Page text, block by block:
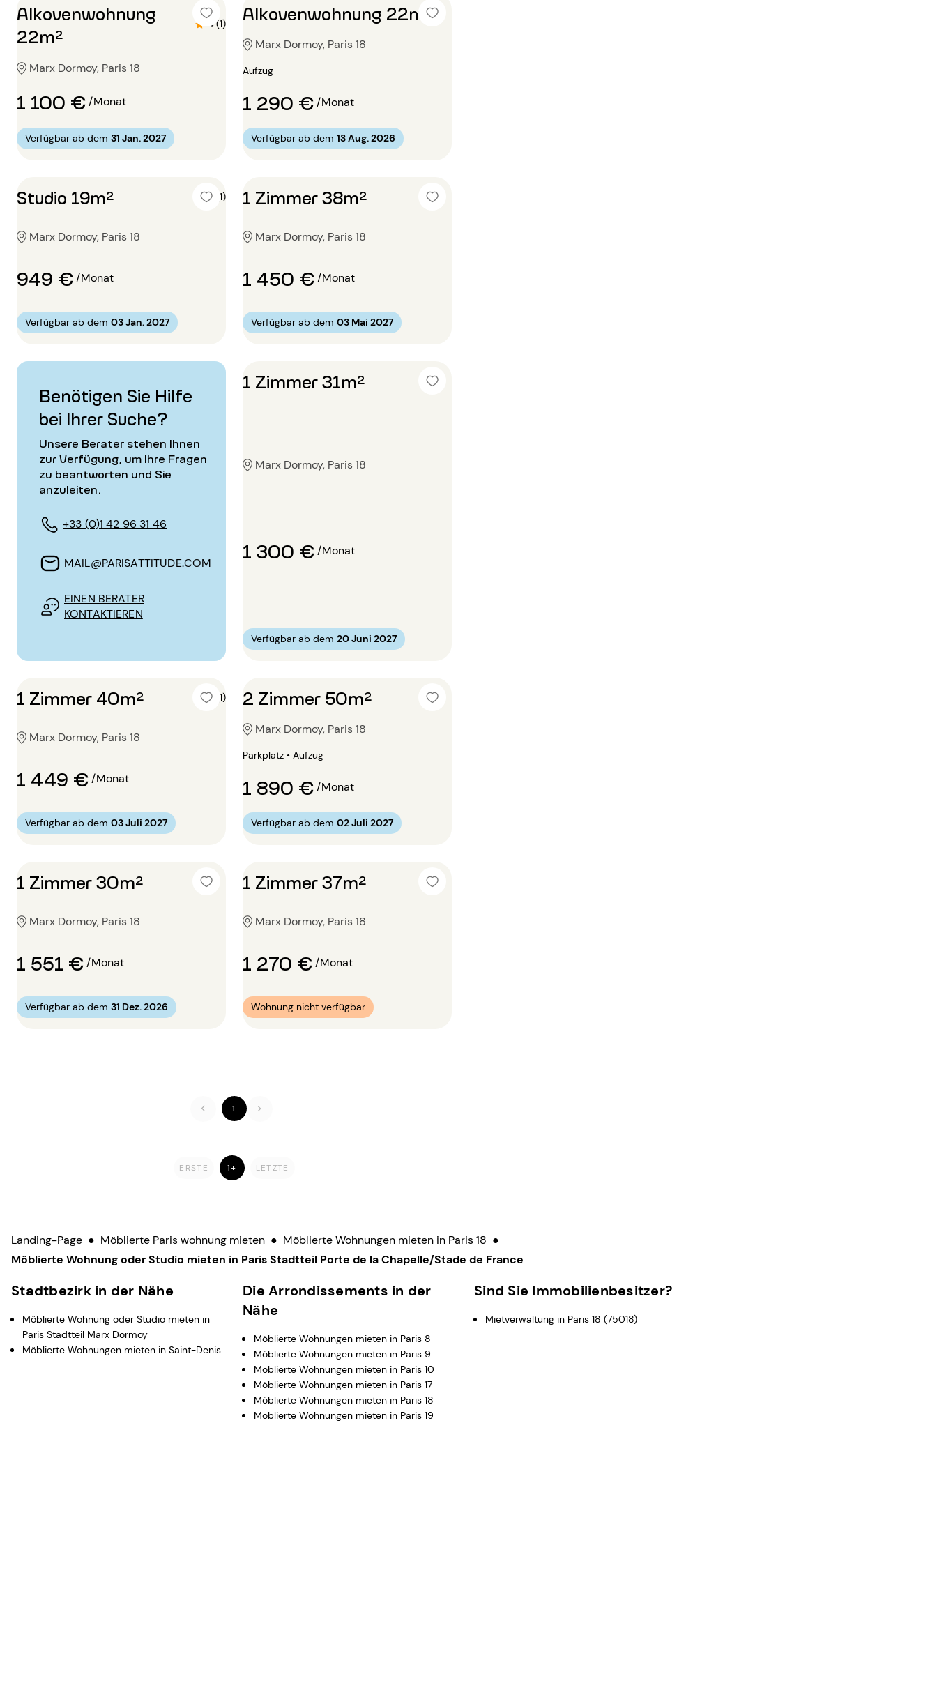
Benötigen Sie Hilfe
bei Ihrer Suche?
Unsere Berater stehen Ihnen
zur Verfügung, um Ihre Fragen
zu beantworten und Sie
anzuleiten.
+33 (0)1 42 96 31 46
MAIL@PARISATTITUDE.COM
EINEN BERATER
KONTAKTIEREN
Alkovenwohnung
22m²
4 (1)
Marx Dormoy, Paris 18
1 100 €/Monat
Verfügbar ab dem 31 Jan. 2027
Alkovenwohnung 22m²
Marx Dormoy, Paris 18
Aufzug
1 290 €/Monat
Verfügbar ab dem 13 Aug. 2026
Studio 19m² 5 (1)
Marx Dormoy, Paris 18
949 €/Monat
Verfügbar ab dem 03 Jan. 2027
1 Zimmer 38m²
Marx Dormoy, Paris 18
1 450 €/Monat
Verfügbar ab dem 03 Mai 2027
1 Zimmer 31m²
Marx Dormoy, Paris 18
1 300 €/Monat
Verfügbar ab dem 20 Juni 2027
1 Zimmer 40m² 5 (1)
Marx Dormoy, Paris 18
1 449 €/Monat
Verfügbar ab dem 03 Juli 2027
2 Zimmer 50m²
Marx Dormoy, Paris 18
Parkplatz • Aufzug
1 890 €/Monat
Verfügbar ab dem 02 Juli 2027
1 Zimmer 30m²
Marx Dormoy, Paris 18
1 551 €/Monat
Verfügbar ab dem 31 Dez. 2026
1 Zimmer 37m²
Marx Dormoy, Paris 18
1 270 €/Monat
Wohnung nicht verfügbar
1
ERSTE 1+ LETZTE
Landing-Page ● Möblierte Paris wohnung mieten ● Möblierte Wohnungen mieten in Paris 18 ●
Möblierte Wohnung oder Studio mieten in Paris Stadtteil Porte de la Chapelle/Stade de France
Stadtbezirk in der Nähe
Möblierte Wohnung oder Studio mieten in
Paris Stadtteil Marx Dormoy
Möblierte Wohnungen mieten in Saint-Denis
Die Arrondissements in der
Nähe
Möblierte Wohnungen mieten in Paris 8
Möblierte Wohnungen mieten in Paris 9
Möblierte Wohnungen mieten in Paris 10
Möblierte Wohnungen mieten in Paris 17
Möblierte Wohnungen mieten in Paris 18
Möblierte Wohnungen mieten in Paris 19
Sind Sie Immobilienbesitzer?
Mietverwaltung in Paris 18 (75018)